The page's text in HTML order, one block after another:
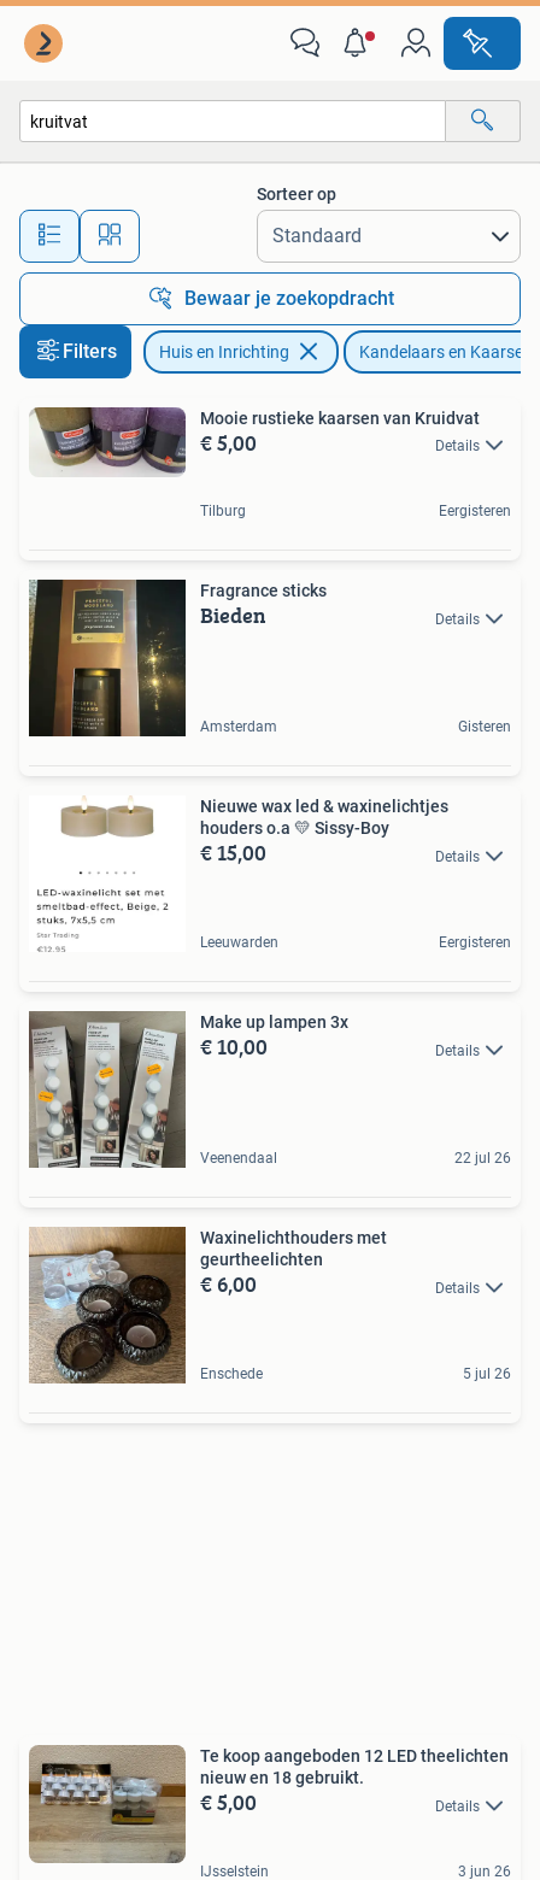
Alle afstanden…
Sorteer op
Bewaar je zoekopdracht
Filters Huis en Inrichting Kandelaars en Kaarsen
Mooie rustieke kaarsen van Kruidvat
€ 5,00 Details
Tilburg Eergisteren
Fragrance sticks
Bieden Details
Amsterdam Gisteren
Nieuwe wax led & waxinelichtjes
houders o.a 💛 Sissy-Boy
€ 15,00 Details
Leeuwarden Eergisteren
Make up lampen 3x
€ 10,00 Details
Veenendaal 22 jul 26
Waxinelichthouders met
geurtheelichten
€ 6,00 Details
Enschede 5 jul 26
Te koop aangeboden 12 LED theelichten
nieuw en 18 gebruikt.
€ 5,00 Details
IJsselstein 3 jun 26